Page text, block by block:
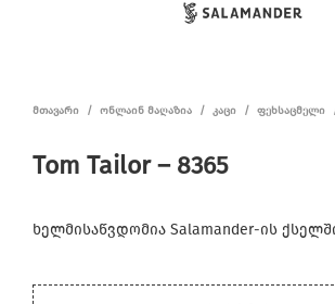
ᲛᲗᲐᲕᲐᲠᲘ / ᲝᲜᲚᲐᲘᲜ ᲛᲐᲦᲐᲖᲘᲐ / ᲙᲐᲪᲘ / ᲤᲔᲮᲡᲐᲪᲛᲔᲚᲘ
Tom Tailor – 8365
ხელმისაწვდომია Salamander-ის